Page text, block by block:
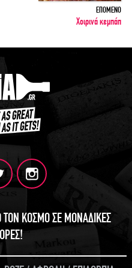
ΕΠΟΜΕΝΟ
Χοιρινά κεμπάπ
ΤΟΝ ΚΟΣΜΟ ΣΕ ΜΟΝΑΔΙΚΕΣ